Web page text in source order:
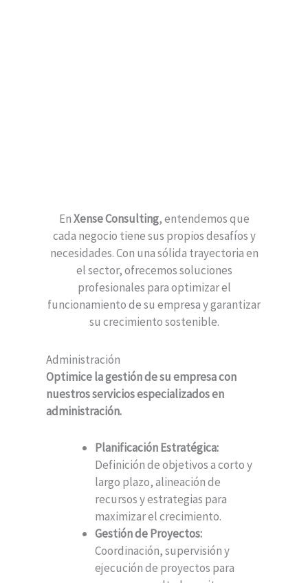
EnXense Consulting, entendemos que
cada negocio tiene sus propios desafíos y
necesidades. Con una sólida trayectoria en
el sector, ofrecemos soluciones
profesionales para optimizar el
funcionamiento de su empresa y garantizar
su crecimiento sostenible.
Administración
Optimice la gestión de su empresa con
nuestros servicios especializados en
administración.
Planificación Estratégica:
Definición de objetivos a corto y
largo plazo, alineación de
recursos y estrategias para
maximizar el crecimiento.
Gestión de Proyectos:
Coordinación, supervisión y
ejecución de proyectos para